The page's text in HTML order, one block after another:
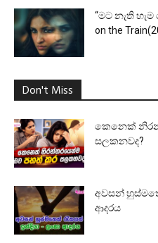
“මට නැති හැම
on the
Don't Miss
කෙනෙක්
සලකනවද?
අවසන්
ආදරය